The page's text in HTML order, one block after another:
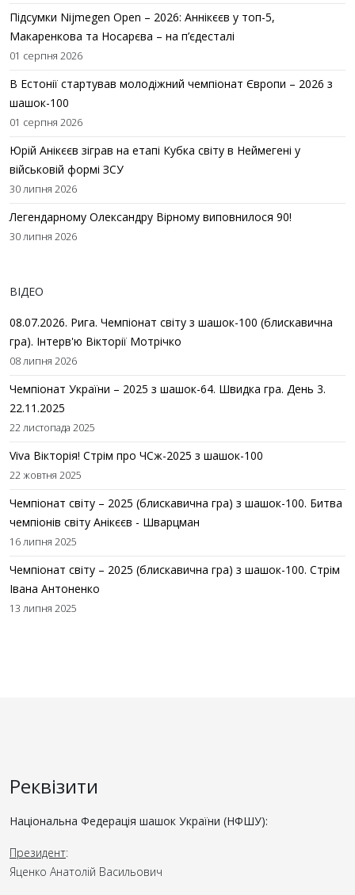
Підсумки Nijmegen Open – 2026: Аннікєєв у топ-5,
Макаренкова та Носарєва – на п’єдесталі
01 серпня 2026
В Естонії стартував молодіжний чемпіонат Європи – 2026 з
шашок-100
01 серпня 2026
Юрій Анікєєв зіграв на етапі Кубка світу в Неймегені у
військовій формі ЗСУ
30 липня 2026
Легендарному Олександру Вірному виповнилося 90!
30 липня 2026
ВІДЕО
08.07.2026. Рига. Чемпіонат світу з шашок-100 (блискавична
гра). Інтерв'ю Вікторії Мотрічко
08 липня 2026
Чемпіонат України – 2025 з шашок-64. Швидка гра. День 3.
22.11.2025
22 листопада 2025
Viva Вікторія! Стрім про ЧСж-2025 з шашок-100
22 жовтня 2025
Чемпіонат світу – 2025 (блискавична гра) з шашок-100. Битва
чемпіонів світу Анікєєв - Шварцман
16 липня 2025
Чемпіонат світу – 2025 (блискавична гра) з шашок-100. Стрім
Івана Антоненко
13 липня 2025
Реквізити
Національна Федерація шашок України (НФШУ):
Президент:
Яценко Анатолій Васильович